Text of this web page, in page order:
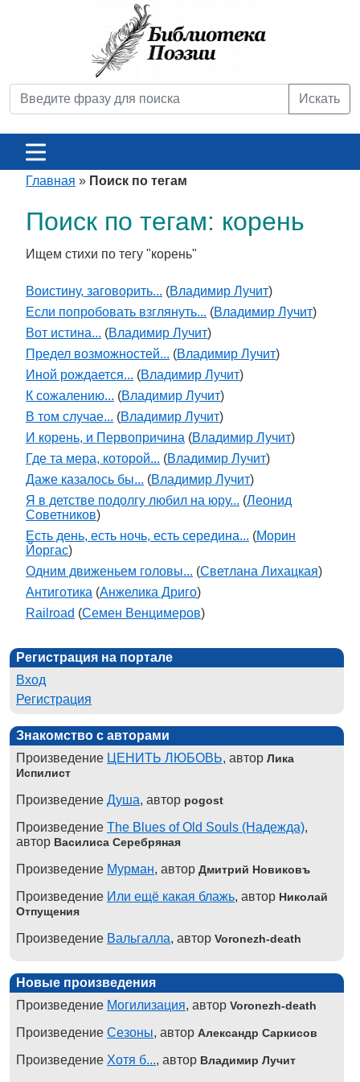
Искать
Главная » Поиск по тегам
Поиск по тегам: корень
Ищем стихи по тегу "корень"
Воистину, заговорить... (Владимир Лучит)
Если попробовать взглянуть... (Владимир Лучит)
Вот истина... (Владимир Лучит)
Предел возможностей... (Владимир Лучит)
Иной рождается... (Владимир Лучит)
К сожалению... (Владимир Лучит)
В том случае... (Владимир Лучит)
И корень, и Первопричина (Владимир Лучит)
Где та мера, которой... (Владимир Лучит)
Даже казалось бы... (Владимир Лучит)
Я в детстве подолгу любил на юру... (Леонид
Советников)
Есть день, есть ночь, есть середина... (Морин
Йоргас)
Одним движеньем головы... (Светлана Лихацкая)
Антиготика (Анжелика Дриго)
Railroad (Семен Венцимеров)
Регистрация на портале
Вход
Регистрация
Знакомство с авторами
Произведение ЦЕНИТЬ ЛЮБОВЬ, автор Лика
Испилист
Произведение Душа, автор pogost
Произведение The Blues of Old Souls (Надежда),
автор Василиса Серебряная
Произведение Мурман, автор Дмитрий Новиковъ
Произведение Или ещё какая блажь, автор Николай
Отпущения
Произведение Вальгалла, автор Voronezh-death
Новые произведения
Произведение Могилизация, автор Voronezh-death
Произведение Сезоны, автор Александр Саркисов
Произведение Хотя б..., автор Владимир Лучит